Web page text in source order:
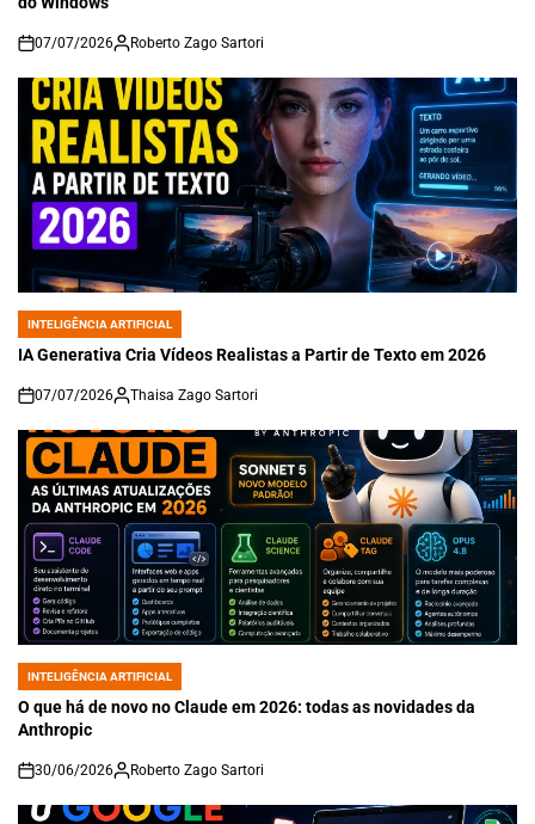
on
07/07/2026 Roberto Zago Sartori
POSTED
IN
INTELIGÊNCIA ARTIFICIAL
IA Generativa Cria Vídeos Realistas a Partir de Texto em 2026
on
07/07/2026 Thaisa Zago Sartori
POSTED
IN
INTELIGÊNCIA ARTIFICIAL
O que há de novo no Claude em 2026: todas as novidades da
Anthropic
on
30/06/2026 Roberto Zago Sartori